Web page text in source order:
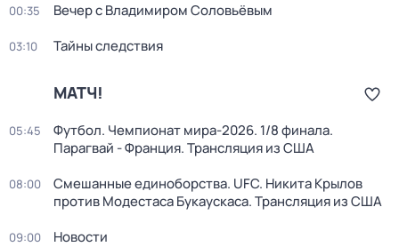
00:35 Вечер с Владимиром Соловьёвым
03:10 Тайны следствия
МАТЧ!
05:45
Футбол. Чемпионат мира-2026. 1/8 финала.
Парагвай - Франция. Трансляция из США
08:00
Смешанные единоборства. UFC. Никита Крылов
против Модестаса Букаускаса. Трансляция из США
09:00 Новости